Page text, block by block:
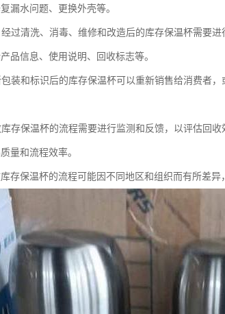
漏水问题、更换外壳等。
过清洗、消毒、维修和改造后的库存保温杯需要
品信息、使用说明、回收标志等。
装和标识后的库存保温杯可以重新销售给消费者
存保温杯的流程需要进行监测和反馈，以评估回
量和流程效率。
存保温杯的流程可能因不同地区和组织而有所差异